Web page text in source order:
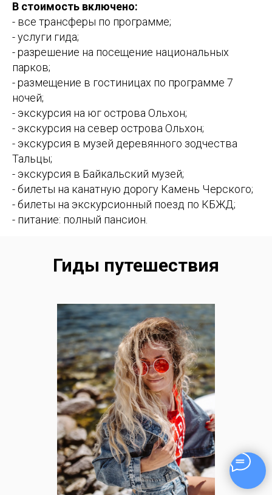
В стоимость включено:
- все трансферы по программе;
- услуги гида;
- разрешение на посещение национальных
парков;
- размещение в гостиницах по программе 7
ночей;
- экскурсия на юг острова Ольхон;
- экскурсия на север острова Ольхон;
- экскурсия в музей деревянного зодчества
Тальцы;
- экскурсия в Байкальский музей;
- билеты на канатную дорогу Камень Черского;
- билеты на экскурсионный поезд по КБЖД;
- питание: полный пансион.
Гиды путешествия